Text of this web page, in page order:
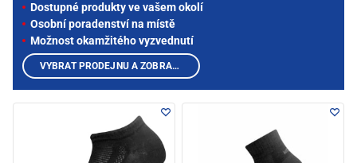
Dostupné produkty ve vašem okolí
Osobní poradenství na místě
Možnost okamžitého vyzvednutí
VYBRAT PRODEJNU A ZOBRAZIT PRODUKTY